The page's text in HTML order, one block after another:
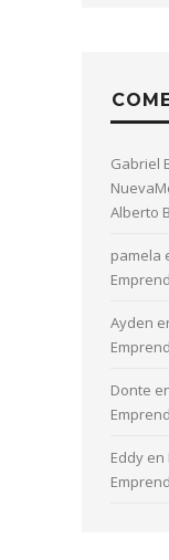
Gabriel
Alberto
pamela
Ayden
Donte
Eddy en